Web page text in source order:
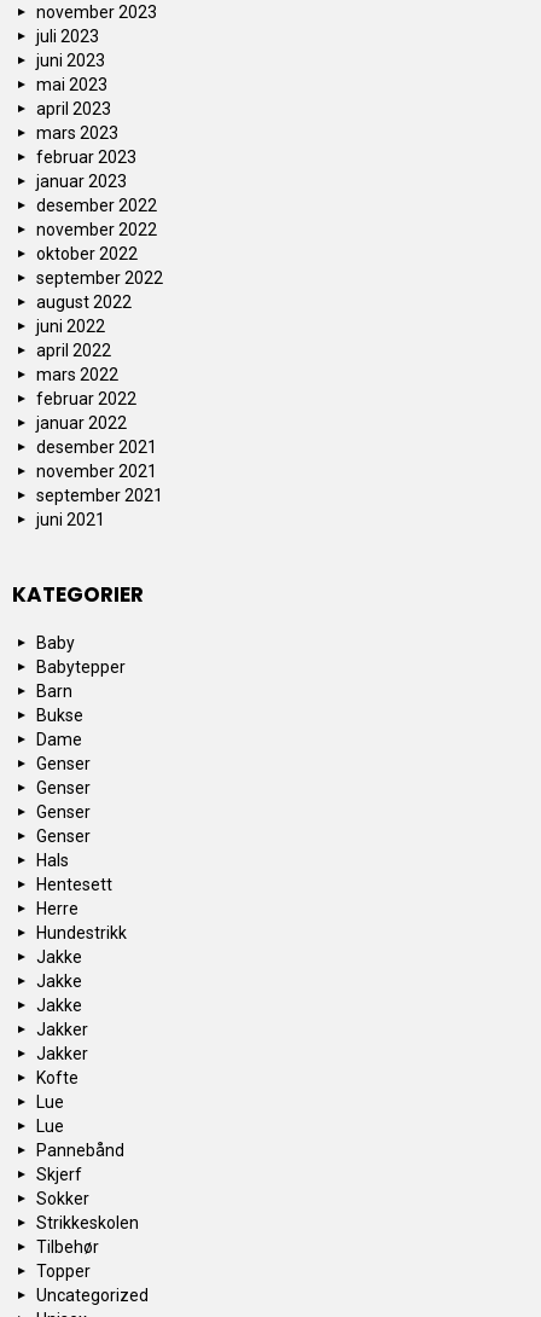
november 2023
juli 2023
juni 2023
mai 2023
april 2023
mars 2023
februar 2023
januar 2023
desember 2022
november 2022
oktober 2022
september 2022
august 2022
juni 2022
april 2022
mars 2022
februar 2022
januar 2022
desember 2021
november 2021
september 2021
juni 2021
KATEGORIER
Baby
Babytepper
Barn
Bukse
Dame
Genser
Genser
Genser
Genser
Hals
Hentesett
Herre
Hundestrikk
Jakke
Jakke
Jakke
Jakker
Jakker
Kofte
Lue
Lue
Pannebånd
Skjerf
Sokker
Strikkeskolen
Tilbehør
Topper
Uncategorized